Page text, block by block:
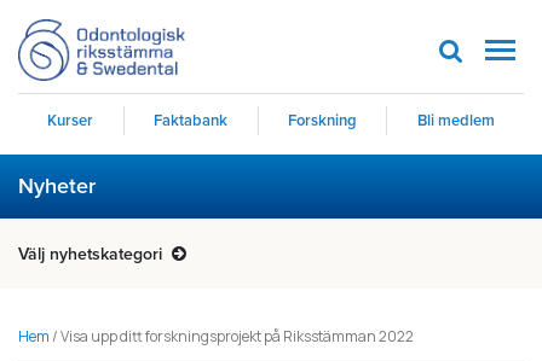
Kurser Faktabank Forskning Bli medlem
Nyheter
Välj nyhetskategori
Hem /Visa upp ditt forskningsprojekt på Riksstämman 2022